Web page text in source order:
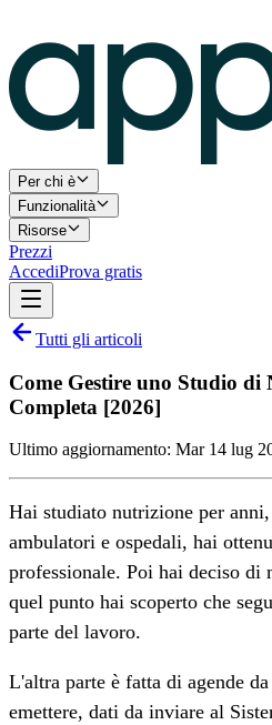
Per chi è
Funzionalità
Risorse
Prezzi
AccediProva gratis
Tutti gli articoli
Come Gestire uno Studio
Completa [2026]
Ultimo aggiornamento: Mar 14 lug
Hai studiato nutrizione per
ambulatori e ospedali, hai
professionale. Poi hai deciso
quel punto hai scoperto che
parte del lavoro.
L'altra parte è fatta di agende
emettere, dati da inviare al